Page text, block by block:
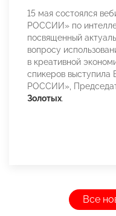
15 мая состоялся
РОССИИ» по
посвященный
вопросу
в креативной
спикеров
РОССИИ»,
Золотых.
Все